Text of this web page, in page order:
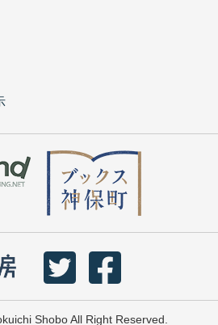
Shobo All Right Reserved.